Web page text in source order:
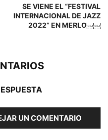
SE VIENE EL “FESTIVAL
INTERNACIONAL DE JAZZ
2022” EN MERLO￼￼
UN COMENTARIO